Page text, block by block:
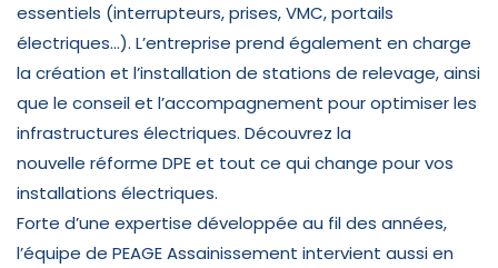
essentiels (interrupteurs, prises, VMC, portails
électriques…). L’entreprise prend également en charge
la création et l’installation de stations de relevage, ainsi
que le conseil et l’accompagnement pour optimiser les
infrastructures électriques. Découvrez la
nouvelle réforme DPEet tout ce qui change pour vos
installations électriques.
Forte d’une expertise développée au fil des années,
l’équipe de PEAGE Assainissement intervient aussi en